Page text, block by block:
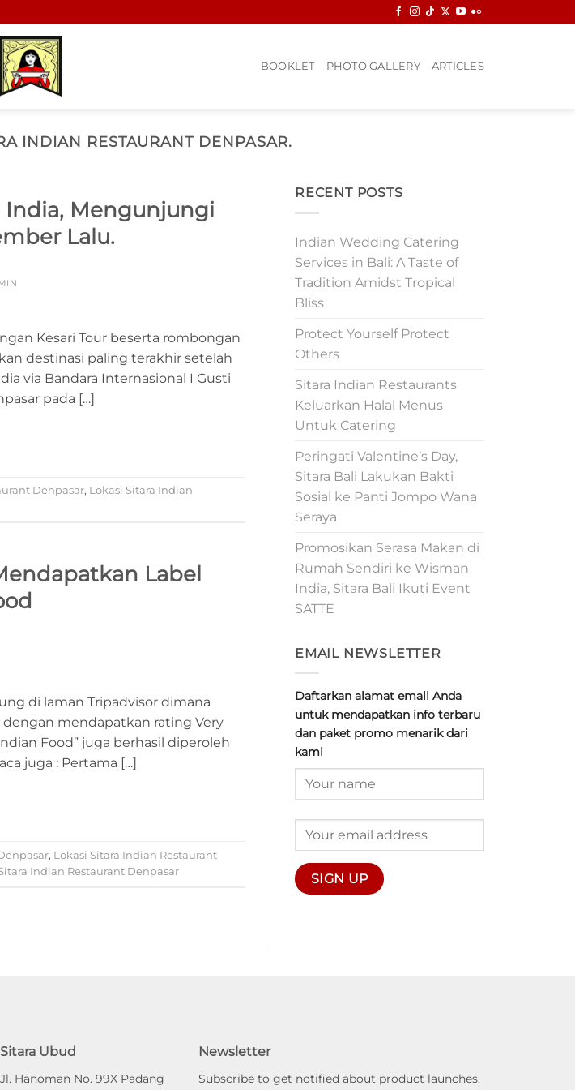
BOOKLET PHOTO GALLERY ARTICLES
INDIAN RESTAURANT DENPASAR.
India, Mengunjungi
Lalu.
Kesari Tour beserta rombongan
destinasi paling terakhir setelah
via Bandara Internasional I Gusti
pada […]
Denpasar, Lokasi Sitara Indian
Label
di laman Tripadvisor dimana
mendapatkan rating Very
Food” juga berhasil diperoleh
juga : Pertama […]
, Lokasi Sitara Indian Restaurant
Indian Restaurant Denpasar
RECENT POSTS
Indian Wedding Catering
Services in Bali: A Taste of
Tradition Amidst Tropical
Bliss
Protect Yourself Protect
Others
Sitara Indian Restaurants
Keluarkan Halal Menus
Untuk Catering
Peringati Valentine’s Day,
Sitara Bali Lakukan Bakti
Sosial ke Panti Jompo Wana
Seraya
Promosikan Serasa Makan di
Rumah Sendiri ke Wisman
India, Sitara Bali Ikuti Event
SATTE
EMAIL NEWSLETTER
Daftarkan alamat email Anda
untuk mendapatkan info terbaru
dan paket promo menarik dari
kami
Sitara Ubud
Jl. Hanoman No. 99X Padang
Newsletter
Subscribe to get notified about product launches,